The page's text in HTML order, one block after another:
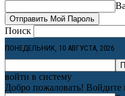
Поиск
ПОНЕДЕЛЬНИК, 10 АВГУСТА, 2026
войти в систему
Добро пожаловать! Войдите